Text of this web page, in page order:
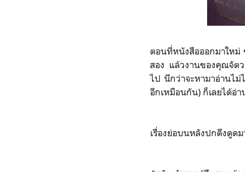
ตอนที่หนังสือออกมาใหม่
สอง แล้วงานของคุณจัต
ไป นึกว่าจะหามาอ่านไม่
อีกเหมือนกัน) ก็เลยได้อ่า
เรื่องย่อบนหลังปกดึงดูดม